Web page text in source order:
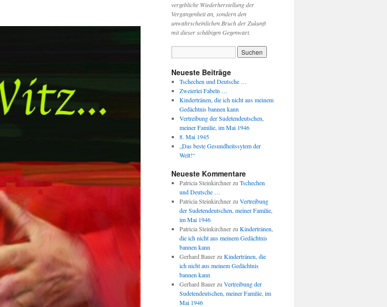
vergebliche Wiederherstellung der
Vergangenheit an, sondern den
unwahrscheinlichen Bruch der Zukunft
mit dieser schäbigen Gegenwart.
Neueste Beiträge
Tschechen und Deutsche …
Zweierlei Fabeln …
Kindertränen, die ich nicht aus meinem
Gedächtnis bannen kann
Vertreibung der Sudetendeutschen,
meiner Familie, im Mai 1946
8. Mai 1945
„Das beste Gesundheitssytem der
Welt!“
Neueste Kommentare
Patricia Steinkirchnerzu Tschechen
und Deutsche …
Patricia Steinkirchnerzu Vertreibung
der Sudetendeutschen, meiner Familie,
im Mai 1946
Patricia Steinkirchnerzu Kindertränen,
die ich nicht aus meinem Gedächtnis
bannen kann
Gerhard Bauerzu Kindertränen, die
ich nicht aus meinem Gedächtnis
bannen kann
Gerhard Bauerzu Vertreibung der
Sudetendeutschen, meiner Familie, im
Mai 1946